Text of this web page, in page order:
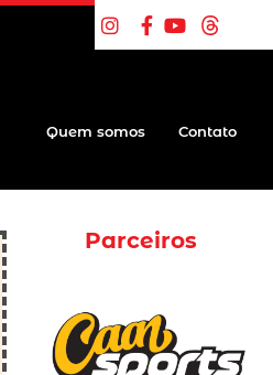
Quem somos Contato
Parceiros